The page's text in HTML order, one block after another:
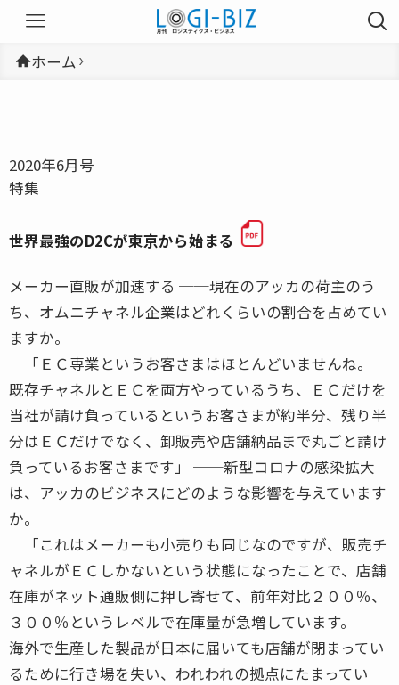
ホーム
2020年6月号
特集
世界最強のD2Cが東京から始まる
メーカー直販が加速する ──現在のアッカの荷主のう
ち、オムニチャネル企業はどれくらいの割合を占めてい
ますか。
「ＥＣ専業というお客さまはほとんどいませんね。
既存チャネルとＥＣを両方やっているうち、ＥＣだけを
当社が請け負っているというお客さまが約半分、残り半
分はＥＣだけでなく、卸販売や店舗納品まで丸ごと請け
負っているお客さまです」 ──新型コロナの感染拡大
は、アッカのビジネスにどのような影響を与えています
か。
「これはメーカーも小売りも同じなのですが、販売チ
ャネルがＥＣしかないという状態になったことで、店舗
在庫がネット通販側に押し寄せて、前年対比２００％、
３００％というレベルで在庫量が急増しています。
海外で生産した製品が日本に届いても店舗が閉まってい
るために行き場を失い、われわれの拠点にたまってい